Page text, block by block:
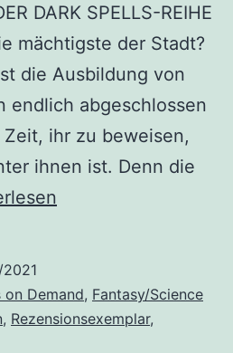
DARK SPELLS-REIHE
mächtigste der Stadt?
die Ausbildung von
endlich abgeschlossen
ihr zu beweisen,
ihnen ist. Denn die
2021
on Demand, Fantasy/Science
, Rezensionsexemplar,